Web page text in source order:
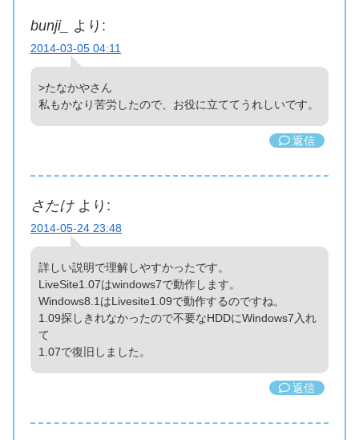
bunji_ より:
2014-03-05 04:11
>たなかやさん
私もかなり苦労したので、お役に立ててうれしいです。
返信
さたけ より:
2014-05-24 23:48
詳しい説明で理解しやすかったです。
LiveSite1.07はwindows7で動作します。
Windows8.1はLivesite1.09で動作するのですね。
1.09探しきれなかったので不要なHDDにWindows7入れ
て
1.07で復旧しました。
返信